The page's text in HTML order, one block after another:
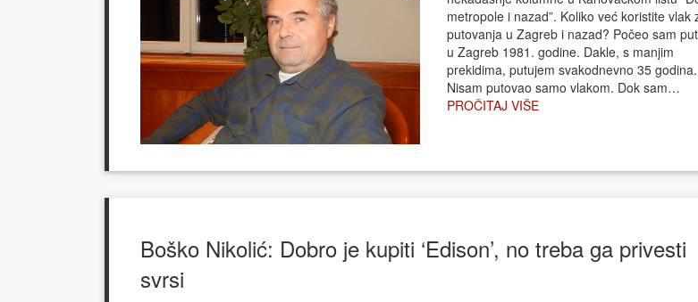
metropole i nazad”. Koliko već koristite vlak
putovanja u Zagreb i nazad? Počeo sam
u Zagreb 1981. godine. Dakle, s manjim
prekidima, putujem svakodnevno 35 godina.
Nisam putovao samo vlakom. Dok sam…
PROČITAJ VIŠE
Boško Nikolić: Dobro je kupiti ‘Edison’, no treba ga privesti
svrsi